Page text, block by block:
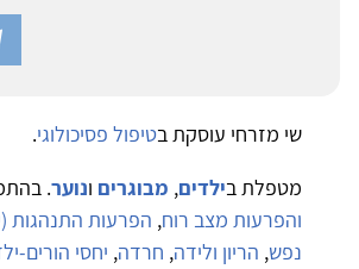
שי מזרחי עוסקת בטיפול פסיכולוגי.
מטפלת בילדים, מבוגרים ונוער.
והפרעות מצב רוח, הפרעות התנהגות
נפש, הריון ולידה, חרדה, יחסי הורים-